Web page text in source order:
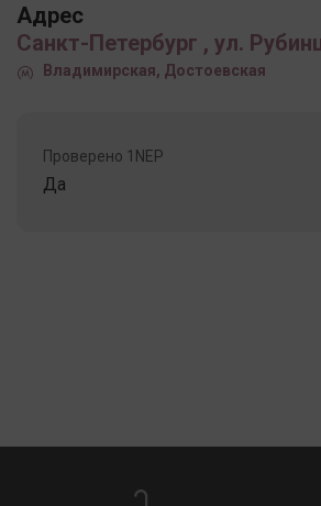
Адрес
Санкт-Петербург , ул.
Владимирская, Достоевская
Проверено 1NEP
Да